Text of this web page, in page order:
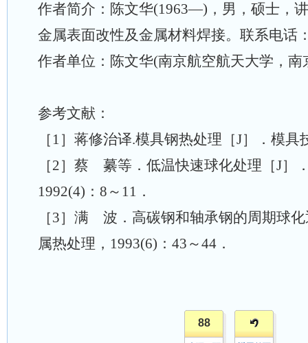
作者简介：陈文华(1963—)，男，硕士，
金属表面改性及金属材料焊接。联系电话
作者单位：陈文华(南京航空航天大学，南
参考文献：
［1］蒋修治译.模具钢热处理［J］．模
［2］蔡 繤等．低温快速球化处理［J］
1992(4)：8～11．
［3］满 波．高碳钢和轴承钢的周期球
属热处理，1993(6)：43～44．
88